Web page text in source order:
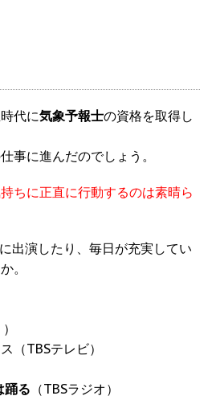
代に気象予報士の資格を取得し
事に進んだのでしょう。
ちに正直に行動するのは素晴ら
出演したり、毎日が充実してい
。
（TBSテレビ）
踊る （TBSラジオ）